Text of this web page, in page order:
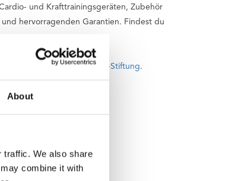
About
traffic. We also share
combine it with
und Krafttrainingsgeräten, Zubehör
hervorragenden Garantien. Findest du
jedes Kaufs andie Fitkids-Stiftung.